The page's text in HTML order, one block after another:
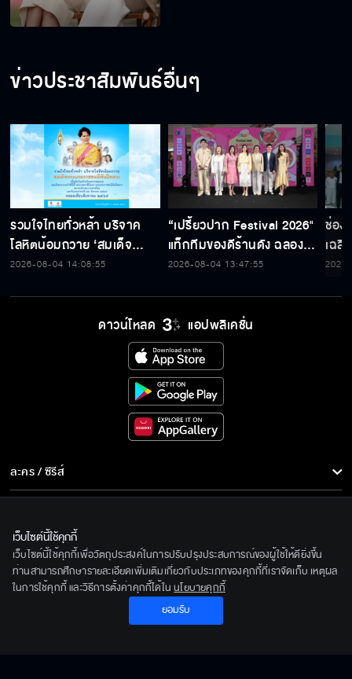
ข่าวประชาสัมพันธ์อื่นๆ
รวมใจไทยทั่วหล้า บริจาค
โลหิตน้อมถวาย ‘สมเด็จ
พระบรมราชชนนีพันปีหลวง’
ระลึก 80 พรรษาฯ อันทรง
2026-08-04 14:08:55
“เปรี้ยวปาก Festival 2026"
แท็กทีมของดีร้านดัง ฉลอง
ก้าวสู่ปีที่ 23
2026-08-04 13:47:55
ช่อง
เฉลิ
สมเ
พระ
ดาวน์โหลด แอปพลิเคชั่น
ละคร / ซีรีส์
ละคร/ซีรีส์
ซีรีส์นานาชาติ
การ์ตูน & เกม
รายการทั้งหมด
ข่าว
ข่าวทั้งหมด
LIVE
เว็บไซต์นี้ใช้คุกกี้
เว็บไซต์นี้ใช้คุกกี้เพื่อวัตถุประสงค์ในการปรับปรุงประสบการณ์ของผู้ใช้ให้ดียิ่งขึ้น
ท่านสามารถศึกษารายละเอียดเพิ่มเติมเกี่ยวกับประเภทของคุกกี้ที่เราจัดเก็บ เหตุผล
ในการใช้คุกกี้ และวิธีการตั้งค่าคุกกี้ได้ใน นโยบายคุกกี้
ยอมรับ